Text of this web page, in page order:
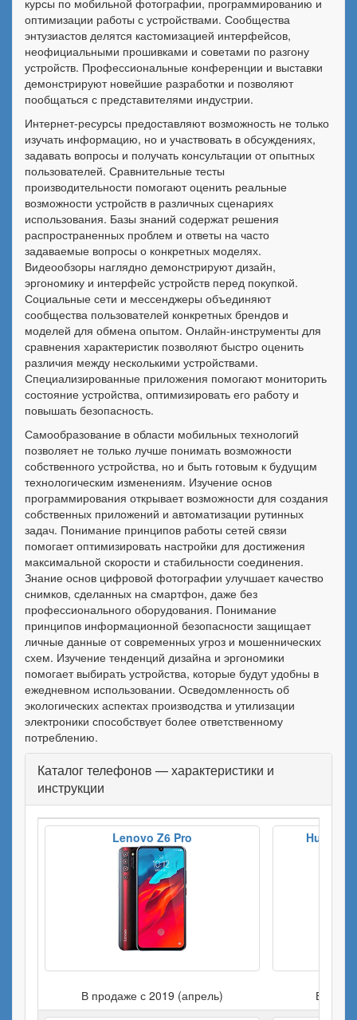
курсы по мобильной фотографии, программированию и
оптимизации работы с устройствами. Сообщества
энтузиастов делятся кастомизацией интерфейсов,
неофициальными прошивками и советами по разгону
устройств. Профессиональные конференции и выставки
демонстрируют новейшие разработки и позволяют
пообщаться с представителями индустрии.
Интернет-ресурсы предоставляют возможность не только
изучать информацию, но и участвовать в обсуждениях,
задавать вопросы и получать консультации от опытных
пользователей. Сравнительные тесты
производительности помогают оценить реальные
возможности устройств в различных сценариях
использования. Базы знаний содержат решения
распространенных проблем и ответы на часто
задаваемые вопросы о конкретных моделях.
Видеообзоры наглядно демонстрируют дизайн,
эргономику и интерфейс устройств перед покупкой.
Социальные сети и мессенджеры объединяют
сообщества пользователей конкретных брендов и
моделей для обмена опытом. Онлайн-инструменты для
сравнения характеристик позволяют быстро оценить
различия между несколькими устройствами.
Специализированные приложения помогают мониторить
состояние устройства, оптимизировать его работу и
повышать безопасность.
Самообразование в области мобильных технологий
позволяет не только лучше понимать возможности
собственного устройства, но и быть готовым к будущим
технологическим изменениям. Изучение основ
программирования открывает возможности для создания
собственных приложений и автоматизации рутинных
задач. Понимание принципов работы сетей связи
помогает оптимизировать настройки для достижения
максимальной скорости и стабильности соединения.
Знание основ цифровой фотографии улучшает качество
снимков, сделанных на смартфон, даже без
профессионального оборудования. Понимание
принципов информационной безопасности защищает
личные данные от современных угроз и мошеннических
схем. Изучение тенденций дизайна и эргономики
помогает выбирать устройства, которые будут удобны в
ежедневном использовании. Осведомленность об
экологических аспектах производства и утилизации
электроники способствует более ответственному
потреблению.
Каталог телефонов — характеристики и
инструкции
Lenovo Z6 Pro
В продаже с 2019 (апрель)
Huawei
В